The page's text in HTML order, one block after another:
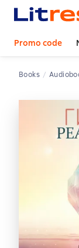
Promo code
Books